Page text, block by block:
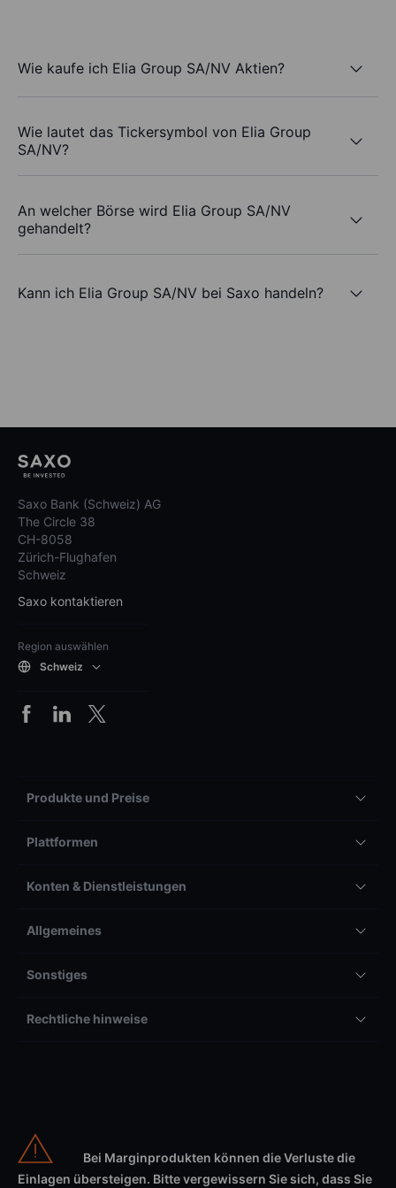
Wie kaufe ich Elia Group SA/NV Aktien?
Wie lautet das Tickersymbol von Elia Group
SA/NV?
An welcher Börse wird Elia Group SA/NV
gehandelt?
Kann ich Elia Group SA/NV bei Saxo handeln?
Saxo Bank (Schweiz) AG
The Circle 38
CH-8058
Zürich-Flughafen
Schweiz
Saxo kontaktieren
Region auswählen
Schweiz
Produkte und Preise
Plattformen
Konten & Dienstleistungen
Allgemeines
Sonstiges
Rechtliche hinweise
Bei Marginprodukten können die Verluste die
Einlagen übersteigen. Bitte vergewissern Sie sich, dass Sie